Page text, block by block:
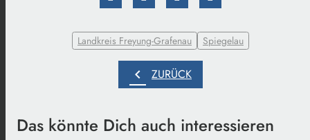
Landkreis Freyung-Grafenau Spiegelau
chevron_left ZURÜCK
Das könnte Dich auch interessieren